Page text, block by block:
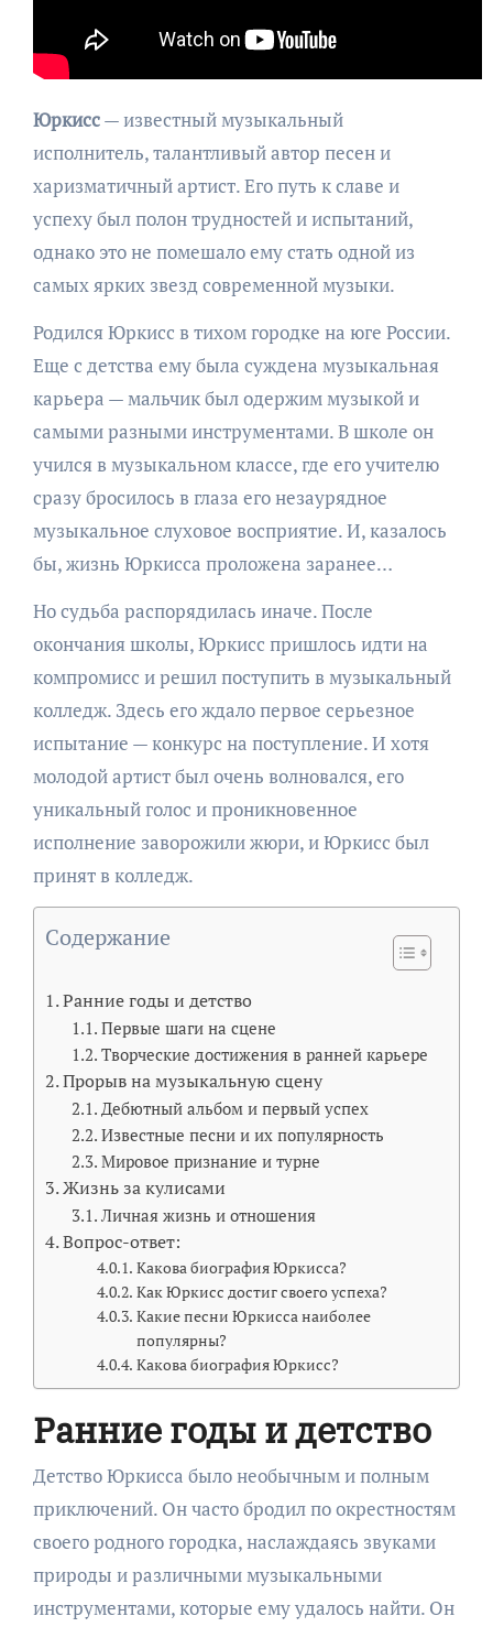
Юркисс— известный музыкальный
исполнитель, талантливый автор песен и
харизматичный артист. Его путь к славе и
успеху был полон трудностей и испытаний,
однако это не помешало ему стать одной из
самых ярких звезд современной музыки.
Родился Юркисс в тихом городке на юге России.
Еще с детства ему была суждена музыкальная
карьера — мальчик был одержим музыкой и
самыми разными инструментами. В школе он
учился в музыкальном классе, где его учителю
сразу бросилось в глаза его незаурядное
музыкальное слуховое восприятие. И, казалось
бы, жизнь Юркисса проложена заранее…
Но судьба распорядилась иначе. После
окончания школы, Юркисс пришлось идти на
компромисс и решил поступить в музыкальный
колледж. Здесь его ждало первое серьезное
испытание — конкурс на поступление. И хотя
молодой артист был очень волновался, его
уникальный голос и проникновенное
исполнение заворожили жюри, и Юркисс был
принят в колледж.
Содержание
Ранние годы и детство
Первые шаги на сцене
Творческие достижения в ранней карьере
Прорыв на музыкальную сцену
Дебютный альбом и первый успех
Известные песни и их популярность
Мировое признание и турне
Жизнь за кулисами
Личная жизнь и отношения
Вопрос-ответ:
Какова биография Юркисса?
Как Юркисс достиг своего успеха?
Какие песни Юркисса наиболее
популярны?
Какова биография Юркисс?
Ранние годы и детство
Детство Юркисса было необычным и полным
приключений. Он часто бродил по окрестностям
своего родного городка, наслаждаясь звуками
природы и различными музыкальными
инструментами, которые ему удалось найти. Он